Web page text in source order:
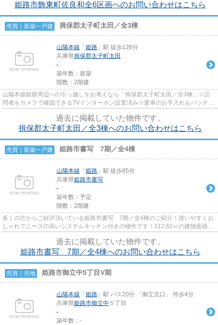
姫路市飾東町佐良和全6区画へのお問い合わせはこちら
売買｜新築一戸建 揖保郡太子町太田／全3棟
山陽本線 「 姫路 」駅 徒歩126分
兵庫県揖保郡太子町太田
-
築年数：新築
階数：2階建
山陽本線姫路周辺への引っ越しをお考えなら「揖保郡太子町太田／全3棟」☆訪
問者をカメラで確認できるTVインターホン設置済み☆愛車のお手入れもバッチ
過去に掲載していた物件です。
揖保郡太子町太田／全3棟へのお問い合わせはこちら
売買｜新築一戸建 姫路市書写 7期／全4棟
山陽本線 「 姫路 」駅 徒歩85分
兵庫県姫路市書写
-
築年数：予定
階数：2階建
多くの方からご好評頂いている姫路市書写 7期／全4棟のご紹介！使いやすくお
しゃれでニーズの高いシステムキッチン付きの物件です！112.62㎡の建物面積が
過去に掲載していた物件です。
姫路市書写 7期／全4棟へのお問い合わせはこちら
売買｜売地 姫路市御立中5丁目V期
山陽本線 「 姫路 」駅 バス20分 「御立北口」 停歩4分
兵庫県姫路市御立中 ５丁目
-
築年数：-